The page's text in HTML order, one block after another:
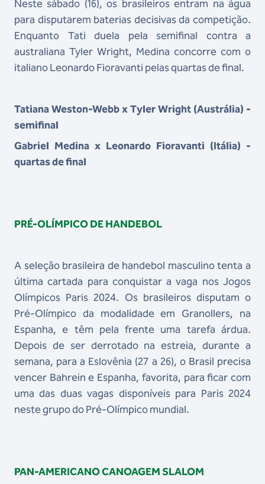
Neste sábado (16), os brasileiros entram na água
para disputarem baterias decisivas da competição.
Enquanto Tati duela pela semifinal contra a
australiana Tyler Wright, Medina concorre com o
italiano Leonardo Fioravanti pelas quartas de final.
Tatiana Weston-Webb x Tyler Wright (Austrália) -
semifinal
Gabriel Medina x Leonardo Fioravanti (Itália) -
quartas de final
PRÉ-OLÍMPICO DE HANDEBOL
A seleção brasileira de handebol masculino tenta a
última cartada para conquistar a vaga nos Jogos
Olímpicos Paris 2024. Os brasileiros disputam o
Pré-Olímpico da modalidade em Granollers, na
Espanha, e têm pela frente uma tarefa árdua.
Depois de ser derrotado na estreia, durante a
semana, para a Eslovênia (27 a 26), o Brasil precisa
vencer Bahrein e Espanha, favorita, para ficar com
uma das duas vagas disponíveis para Paris 2024
neste grupo do Pré-Olímpico mundial.
PAN-AMERICANO CANOAGEM SLALOM